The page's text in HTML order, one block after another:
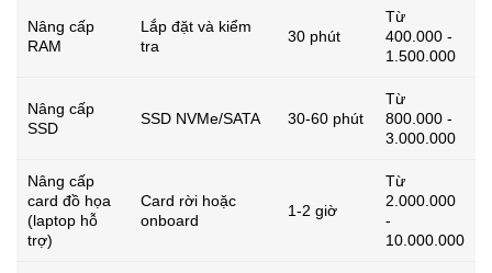
Nâng cấp
RAM
Lắp đặt và kiểm
tra
30 phút
Từ
400.000 -
1.500.000
Nâng cấp
SSD
SSD NVMe/SATA 30-60 phút
Từ
800.000 -
3.000.000
Nâng cấp
card đồ họa
(laptop hỗ
trợ)
Card rời hoặc
onboard
1-2 giờ
Từ
2.000.000
-
10.000.000